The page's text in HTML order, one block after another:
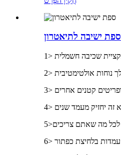
ספת ישיבה לתיאטרון